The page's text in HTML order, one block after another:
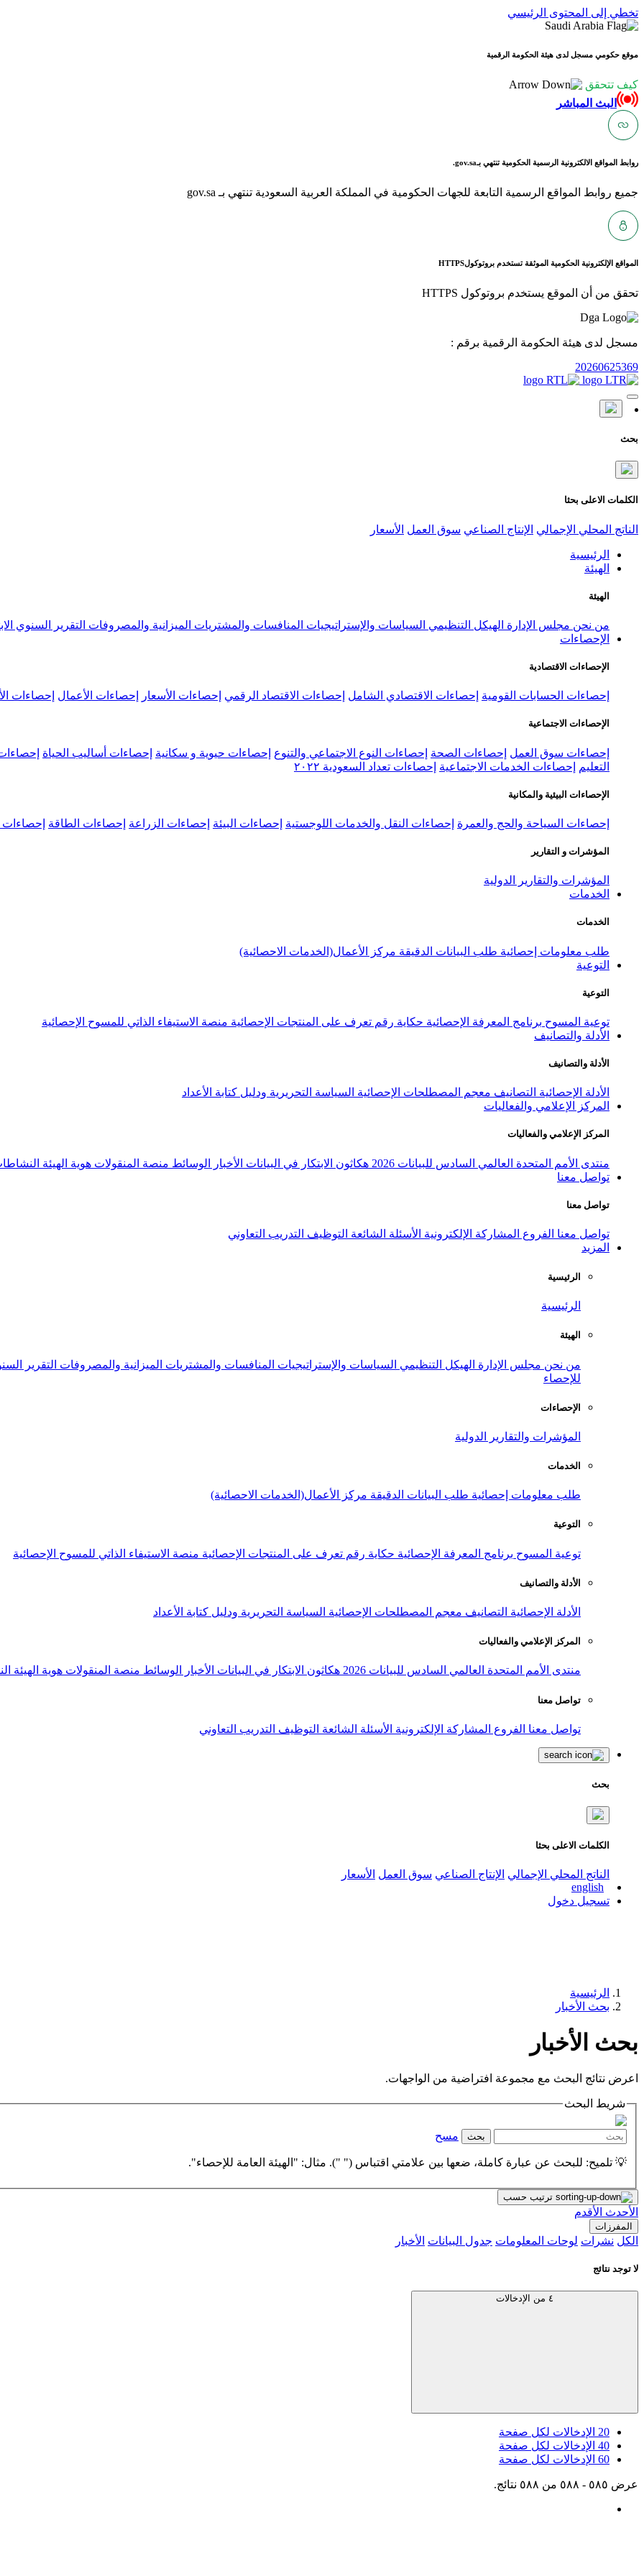
تخطي إلى المحتوى الرئيسي
موقع حكومي مسجل لدى هيئة الحكومة الرقمية
كيف تتحقق
البث المباشر
روابط المواقع الالكترونية الرسمية الحكومية تنتهي بـgov.sa.
جميع روابط المواقع الرسمية التابعة للجهات الحكومية في المملكة العربية السعودية تنتهي بـ gov.sa
المواقع الإلكترونية الحكومية الموثقة تستخدم بروتوكولHTTPS
تحقق من أن الموقع يستخدم بروتوكول HTTPS
مسجل لدى هيئة الحكومة الرقمية برقم :
20260625369
بحث
الكلمات الاعلى بحثا
الناتج المحلي الإجمالي الإنتاج الصناعي سوق العمل الأسعار
الرئيسية
الهيئة
الهيئة
من نحن مجلس الإدارة الهيكل التنظيمي السياسات والإستراتيجيات المنافسات والمشتريات الميزانية والمصروفات التقرير السنوي
الإحصاءات
الإحصاءات الاقتصادية
إحصاءات الحسابات القومية إحصاءات الاقتصادي الشامل إحصاءات الاقتصاد الرقمي إحصاءات الأسعار إحصاءات الأعمال إحصاءات
الإحصاءات الاجتماعية
إحصاءات سوق العمل إحصاءات الصحة إحصاءات النوع الاجتماعي والتنوع إحصاءات حيوية و سكانية إحصاءات أساليب الحياة
التعليم
إحصاءات الخدمات الاجتماعية إحصاءات تعداد السعودية ٢٠٢٢
الإحصاءات البيئية والمكانية
إحصاءات السياحة والحج والعمرة إحصاءات النقل والخدمات اللوجستية إحصاءات البيئة إحصاءات الزراعة إحصاءات الطاقة إحصاءات
المؤشرات و التقارير
المؤشرات والتقارير الدولية
الخدمات
الخدمات
طلب معلومات إحصائية طلب البيانات الدقيقة مركز الأعمال(الخدمات الاحصائية)
التوعية
التوعية
توعية المسوح برنامج المعرفة الإحصائية حكاية رقم تعرف على المنتجات الإحصائية منصة الاستيفاء الذاتي للمسوح الإحصائية
الأدلة والتصانيف
الأدلة والتصانيف
الأدلة الإحصائية التصانيف معجم المصطلحات الإحصائية السياسة التحريرية ودليل كتابة الأعداد
المركز الإعلامي والفعاليات
المركز الإعلامي والفعاليات
منتدى الأمم المتحدة العالمي السادس للبيانات 2026 هكاثون الابتكار في البيانات الأخبار الوسائط منصة المنقولات هوية الهيئة
تواصل معنا
تواصل معنا
تواصل معنا الفروع المشاركة الإلكترونية الأسئلة الشائعة التوظيف التدريب التعاوني
المزيد
الرئيسية
الرئيسية
الهيئة
من نحن مجلس الإدارة الهيكل التنظيمي السياسات والإستراتيجيات المنافسات والمشتريات الميزانية والمصروفات التقرير
للإحصاء
الإحصاءات
المؤشرات والتقارير الدولية
الخدمات
طلب معلومات إحصائية طلب البيانات الدقيقة مركز الأعمال(الخدمات الاحصائية)
التوعية
توعية المسوح برنامج المعرفة الإحصائية حكاية رقم تعرف على المنتجات الإحصائية منصة الاستيفاء الذاتي للمسوح الإحصائية
الأدلة والتصانيف
الأدلة الإحصائية التصانيف معجم المصطلحات الإحصائية السياسة التحريرية ودليل كتابة الأعداد
المركز الإعلامي والفعاليات
منتدى الأمم المتحدة العالمي السادس للبيانات 2026 هكاثون الابتكار في البيانات الأخبار الوسائط منصة المنقولات هوية الهيئة
تواصل معنا
تواصل معنا الفروع المشاركة الإلكترونية الأسئلة الشائعة التوظيف التدريب التعاوني
بحث
الكلمات الاعلى بحثا
الناتج المحلي الإجمالي الإنتاج الصناعي سوق العمل الأسعار
english
تسجيل دخول
الرئيسية
بحث الأخبار
بحث الأخبار
اعرض نتائج البحث مع مجموعة افتراضية من الواجهات.
شريط البحث
بحث مسح
💡 تلميح: للبحث عن عبارة كاملة، ضعها بين علامتي اقتباس (" "). مثال: "الهيئة العامة للإحصاء".
ترتيب حسب
الأحدث الأقدم
المفرزات
الكل نشرات لوحات المعلومات جدول البيانات الأخبار
لا توجد نتائج
٤ من الإدخالات
20 الإدخالات لكل صفحة
40 الإدخالات لكل صفحة
60 الإدخالات لكل صفحة
عرض ٥٨٥ - ٥٨٨ من ٥٨٨ نتائج.